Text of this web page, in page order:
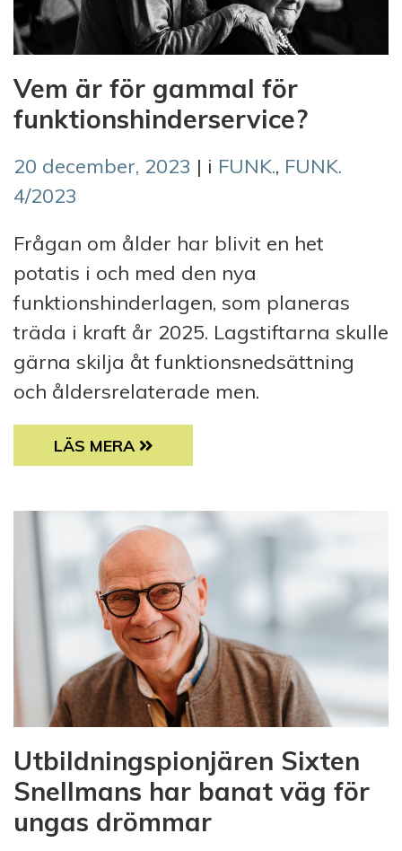
Vem är för gammal för
funktionshinderservice?
20 december, 2023 | i FUNK., FUNK.
4/2023
Frågan om ålder har blivit en het
potatis i och med den nya
funktionshinderlagen, som planeras
träda i kraft år 2025. Lagstiftarna skulle
gärna skilja åt funktionsnedsättning
och åldersrelaterade men.
VEM ÄR FÖR GAMMAL FÖR
LÄS MERA
Utbildningspionjären Sixten
Snellmans har banat väg för
ungas drömmar